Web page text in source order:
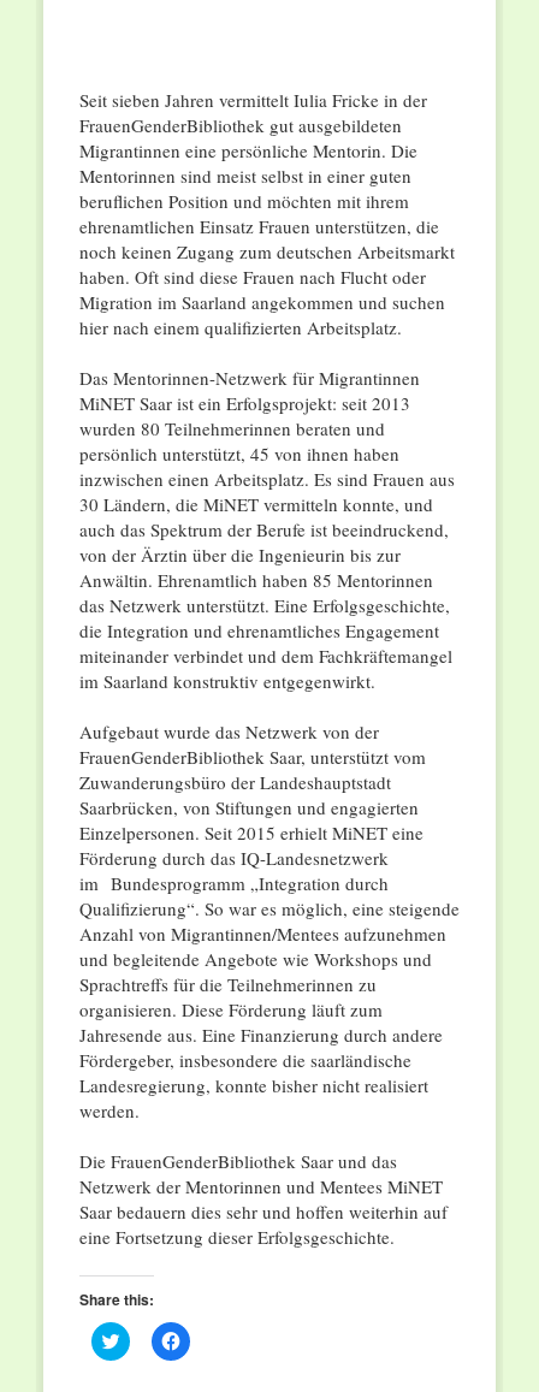
Seit sieben Jahren vermittelt Iulia Fricke in der
FrauenGenderBibliothek gut ausgebildeten
Migrantinnen eine persönliche Mentorin. Die
Mentorinnen sind meist selbst in einer guten
beruflichen Position und möchten mit ihrem
ehrenamtlichen Einsatz Frauen unterstützen, die
noch keinen Zugang zum deutschen Arbeitsmarkt
haben. Oft sind diese Frauen nach Flucht oder
Migration im Saarland angekommen und suchen
hier nach einem qualifizierten Arbeitsplatz.
Das Mentorinnen-Netzwerk für Migrantinnen
MiNET Saar ist ein Erfolgsprojekt: seit 2013
wurden 80 Teilnehmerinnen beraten und
persönlich unterstützt, 45 von ihnen haben
inzwischen einen Arbeitsplatz. Es sind Frauen aus
30 Ländern, die MiNET vermitteln konnte, und
auch das Spektrum der Berufe ist beeindruckend,
von der Ärztin über die Ingenieurin bis zur
Anwältin. Ehrenamtlich haben 85 Mentorinnen
das Netzwerk unterstützt. Eine Erfolgsgeschichte,
die Integration und ehrenamtliches Engagement
miteinander verbindet und dem Fachkräftemangel
im Saarland konstruktiv entgegenwirkt.
Aufgebaut wurde das Netzwerk von der
FrauenGenderBibliothek Saar, unterstützt vom
Zuwanderungsbüro der Landeshauptstadt
Saarbrücken, von Stiftungen und engagierten
Einzelpersonen. Seit 2015 erhielt MiNET eine
Förderung durch das IQ-Landesnetzwerk
im Bundesprogramm „Integration durch
Qualifizierung“. So war es möglich, eine steigende
Anzahl von Migrantinnen/Mentees aufzunehmen
und begleitende Angebote wie Workshops und
Sprachtreffs für die Teilnehmerinnen zu
organisieren. Diese Förderung läuft zum
Jahresende aus. Eine Finanzierung durch andere
Fördergeber, insbesondere die saarländische
Landesregierung, konnte bisher nicht realisiert
werden.
Die FrauenGenderBibliothek Saar und das
Netzwerk der Mentorinnen und Mentees MiNET
Saar bedauern dies sehr und hoffen weiterhin auf
eine Fortsetzung dieser Erfolgsgeschichte.
Share this:
Click
to
Click
to